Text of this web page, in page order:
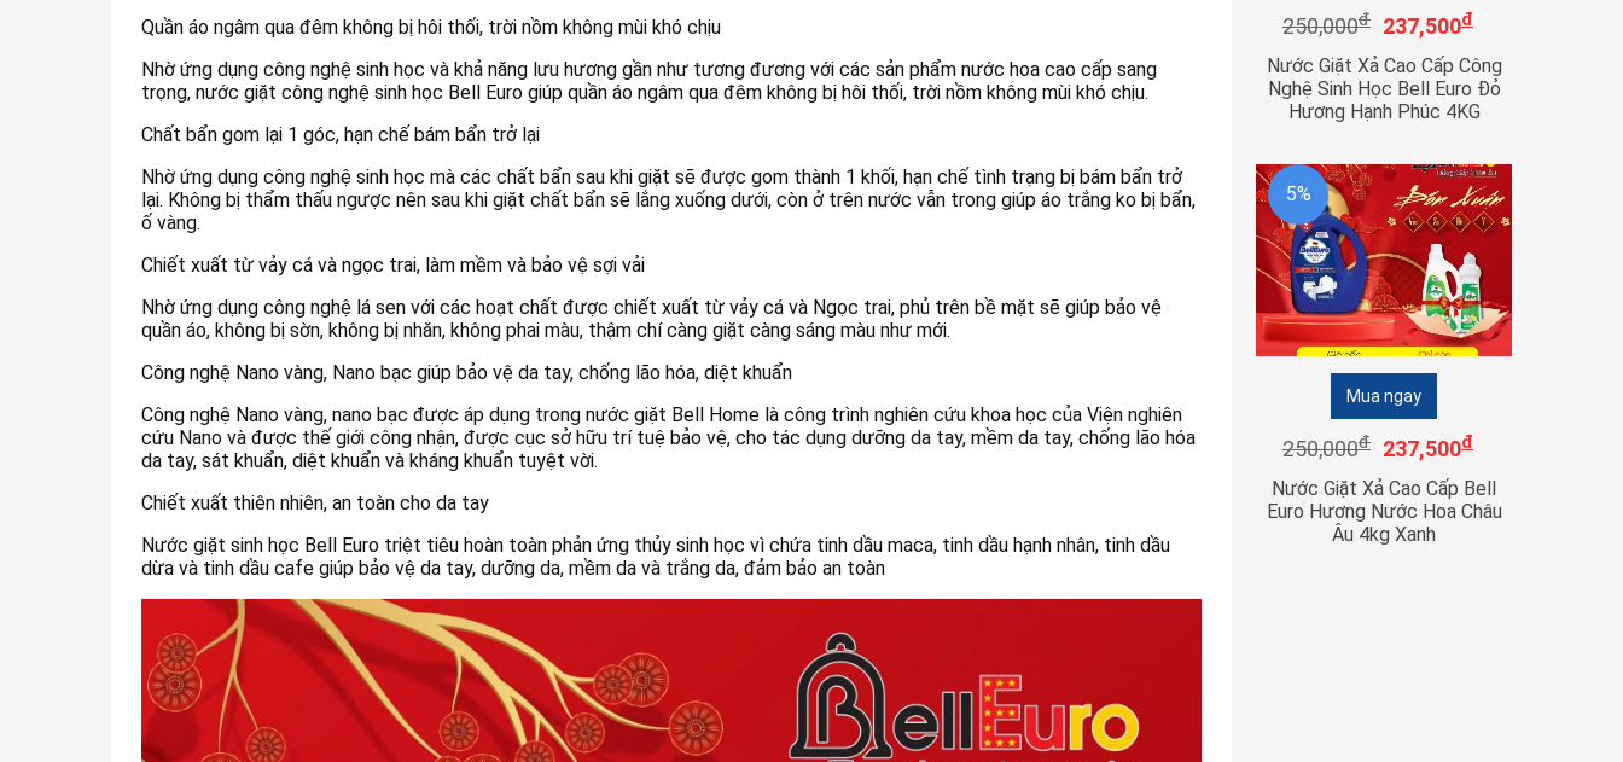
Quần áo ngâm qua đêm không bị hôi thối, trời nồm không mùi khó chịu
Nhờ ứng dụng công nghệ sinh học và khả năng lưu hương gần như tương đương với các sản phẩm nước hoa cao cấp sang
trọng, nước giặt công nghệ sinh học Bell Euro giúp quần áo ngâm qua đêm không bị hôi thối, trời nồm không mùi khó chịu.
Chất bẩn gom lại 1 góc, hạn chế bám bẩn trở lại
Nhờ ứng dụng công nghệ sinh học mà các chất bẩn sau khi giặt sẽ được gom thành 1 khối, hạn chế tình trạng bị bám bẩn trở
lại. Không bị thẩm thấu ngược nên sau khi giặt chất bẩn sẽ lắng xuống dưới, còn ở trên nước vẫn trong giúp áo trắng ko bị bẩn,
ố vàng.
Chiết xuất từ vảy cá và ngọc trai, làm mềm và bảo vệ sợi vải
Nhờ ứng dụng công nghệ lá sen với các hoạt chất được chiết xuất từ vảy cá và Ngọc trai, phủ trên bề mặt sẽ giúp bảo vệ
quần áo, không bị sờn, không bị nhăn, không phai màu, thậm chí càng giặt càng sáng màu như mới.
Công nghệ Nano vàng, Nano bạc giúp bảo vệ da tay, chống lão hóa, diệt khuẩn
Công nghệ Nano vàng, nano bạc được áp dụng trong nước giặt Bell Home là công trình nghiên cứu khoa học của Viện nghiên
cứu Nano và được thế giới công nhận, được cục sở hữu trí tuệ bảo vệ, cho tác dụng dưỡng da tay, mềm da tay, chống lão hóa
da tay, sát khuẩn, diệt khuẩn và kháng khuẩn tuyệt vời.
Chiết xuất thiên nhiên, an toàn cho da tay
Nước giặt sinh học Bell Euro triệt tiêu hoàn toàn phản ứng thủy sinh học vì chứa tinh dầu maca, tinh dầu hạnh nhân, tinh dầu
dừa và tinh dầu cafe giúp bảo vệ da tay, dưỡng da, mềm da và trắng da, đảm bảo an toàn
250,000đ 237,500đ
Nước Giặt Xả Cao Cấp Công
Nghệ Sinh Học Bell Euro Đỏ
Hương Hạnh Phúc 4KG
5%
Mua ngay
250,000đ 237,500đ
Nước Giặt Xả Cao Cấp Bell
Euro Hương Nước Hoa Châu
Âu 4kg Xanh